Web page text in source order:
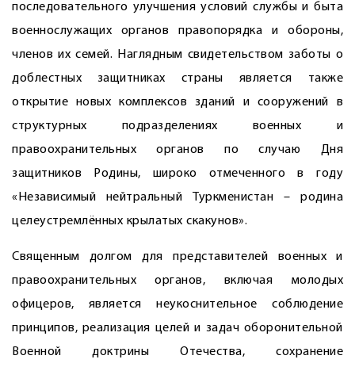
последовательного улучшения условий службы и быта
военнослужащих органов правопорядка и обороны,
членов их семей. Наглядным свидетельством заботы о
доблестных защитниках страны является также
открытие новых комп­лексов зданий и сооружений в
структурных подразделениях военных и
правоохранительных органов по случаю Дня
защитников Родины, широко отмеченного в году
«Независимый нейтральный Туркменистан – родина
целе­устремлённых крылатых скакунов».
Священным долгом для представителей военных и
правоохранительных органов, включая молодых
офицеров, является неукоснительное соблюдение
принципов, реализация целей и задач оборонительной
Военной доктрины Оте­чества, сохранение